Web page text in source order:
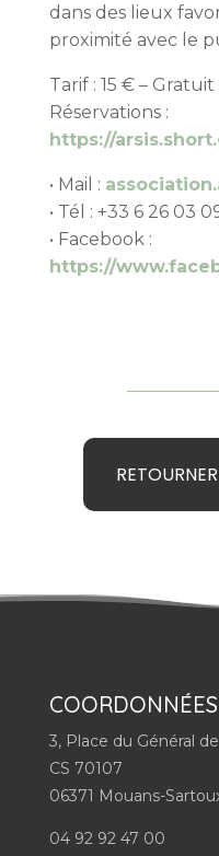
dans des lieux
proximité avec le
Tarif : 15 € –
Réservations :
https://
• Mail :
• Tél : +33 6 26 03
• Facebook :
https://
COORDONNÉES
3, Place du Général
CS 70107
06371 Mouans-
04 92 92 47 00